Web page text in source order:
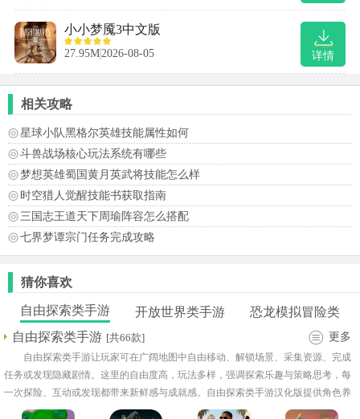
详情
小小梦魇3中文版
27.95M2026-08-05
相关攻略
星球小队黑格尔英雄技能属性如何
斗兽战场核心玩法系统有哪些
梦想英雄蜀国黄月英武将技能怎么样
时空猎人觉醒技能书获取指南
三国志王道天下周瑜阵容怎么搭配
七界梦谭宗门任务完成攻略
猜你喜欢
自由探索类手游 开放世界类手游
恐龙模拟冒险类
自由探索类手游 [共66款] 更多
自由探索类手游让玩家可在广阔地图中自由移动、解锁场景、采集资源、完成
任务或发现隐藏剧情。这里的自由度高，玩法多样，强调探索乐趣与策略思考，每
一次探险、互动或发现都带来新鲜感与成就感。自由探索类手游汉化版提供角色养
成、技能升级、建造系统及多人协作模式，画面精美，场景细腻，音效和环境渲染